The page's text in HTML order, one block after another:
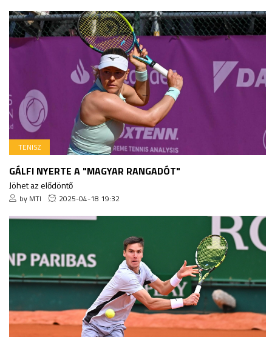
TENISZ
GÁLFI NYERTE A "MAGYAR RANGADÓT"
Jöhet az elődöntő
by MTI 2025-04-18 19:32